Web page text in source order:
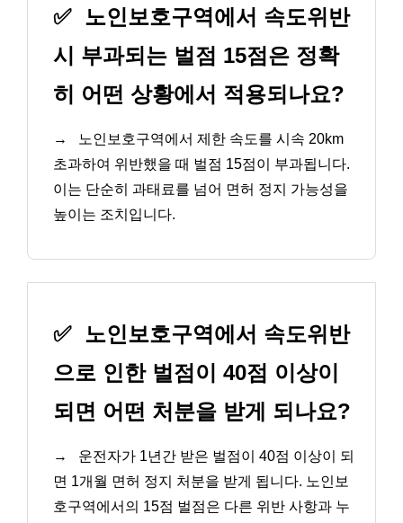
✅ 노인보호구역에서 속도위반
시 부과되는 벌점 15점은 정확
히 어떤 상황에서 적용되나요?
→
노인보호구역에서 제한 속도를 시속 20km
초과하여 위반했을 때 벌점 15점이 부과됩니다.
이는 단순히 과태료를 넘어 면허 정지 가능성을
높이는 조치입니다.
✅ 노인보호구역에서 속도위반
으로 인한 벌점이 40점 이상이
되면 어떤 처분을 받게 되나요?
→
운전자가 1년간 받은 벌점이 40점 이상이 되
면 1개월 면허 정지 처분을 받게 됩니다. 노인보
호구역에서의 15점 벌점은 다른 위반 사항과 누